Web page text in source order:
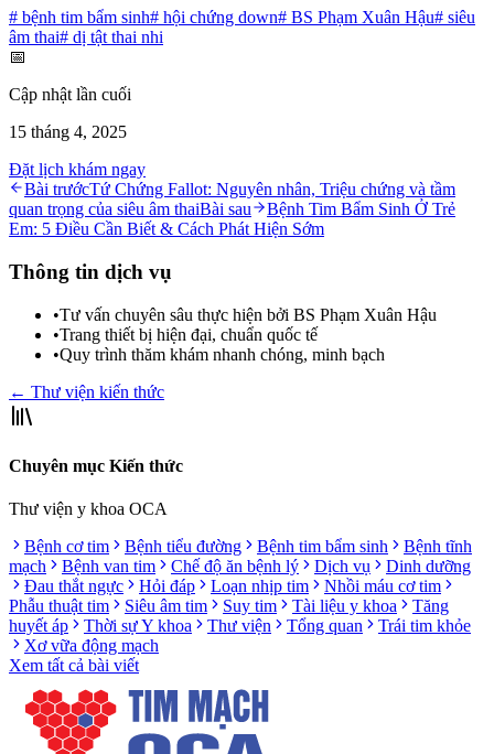
# bệnh tim bẩm sinh# hội chứng down# BS Phạm Xuân Hậu# siêu
âm thai# dị tật thai nhi
📅
Cập nhật lần cuối
15 tháng 4, 2025
Đặt lịch khám ngay
Bài trướcTứ Chứng Fallot: Nguyên nhân, Triệu chứng và tầm
quan trọng của siêu âm thaiBài sau
Bệnh Tim Bẩm Sinh Ở Trẻ
Em: 5 Điều Cần Biết & Cách Phát Hiện Sớm
Thông tin dịch vụ
•Tư vấn chuyên sâu thực hiện bởi BS Phạm Xuân Hậu
•Trang thiết bị hiện đại, chuẩn quốc tế
•Quy trình thăm khám nhanh chóng, minh bạch
← Thư viện kiến thức
Chuyên mục Kiến thức
Thư viện y khoa OCA
Bệnh cơ tim
Bệnh tiểu đường Bệnh tim bẩm sinh
Bệnh tĩnh
mạch
Bệnh van tim Chế độ ăn bệnh lý Dịch vụ
Dinh dưỡng
Đau thắt ngực
Hỏi đáp Loạn nhịp tim
Nhồi máu cơ tim
Phẫu thuật tim
Siêu âm tim Suy tim Tài liệu y khoa
Tăng
huyết áp
Thời sự Y khoa Thư viện Tổng quan
Trái tim khỏe
Xơ vữa động mạch
Xem tất cả bài viết